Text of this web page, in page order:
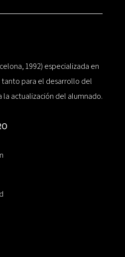
1992) especializada en
para el desarrollo del
actualización del alumnado.